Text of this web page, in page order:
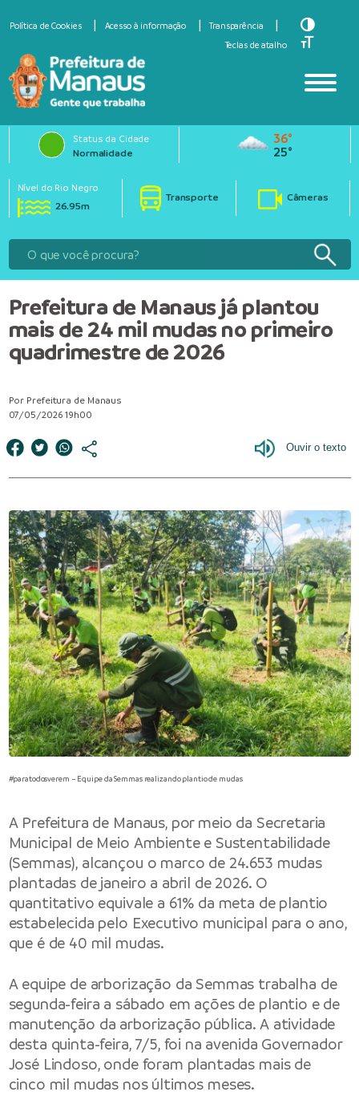
Política de Cookies Acesso à informação
Transparência
Teclas de atalho
Toggle
Toggle
Status da Cidade
Normalidade
36°
25°
Nível do Rio Negro
26.95m
Transporte Câmeras
Prefeitura de Manaus já plantou
mais de 24 mil mudas no primeiro
quadrimestre de 2026
Por Prefeitura de Manaus
07/05/2026 19h00
#paratodosverem – Equipe da Semmas realizando plantio de mudas
A Prefeitura de Manaus, por meio da Secretaria
Municipal de Meio Ambiente e Sustentabilidade
(Semmas), alcançou o marco de 24.653 mudas
plantadas de janeiro a abril de 2026. O
quantitativo equivale a 61% da meta de plantio
estabelecida pelo Executivo municipal para o ano,
que é de 40 mil mudas.
A equipe de arborização da Semmas trabalha de
segunda-feira a sábado em ações de plantio e de
manutenção da arborização pública. A atividade
desta quinta-feira, 7/5, foi na avenida Governador
José Lindoso, onde foram plantadas mais de
cinco mil mudas nos últimos meses.